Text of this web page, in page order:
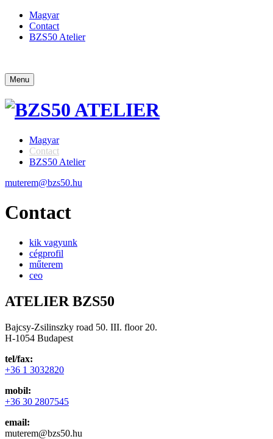
Magyar
Contact
BZS50 Atelier
Menu
Magyar
Contact
BZS50 Atelier
muterem@bzs50.hu
Contact
kik vagyunk
cégprofil
műterem
ceo
ATELIER BZS50
Bajcsy-Zsilinszky road 50. III. floor 20.
H-1054 Budapest
tel/fax:
+36 1 3032820
mobil:
+36 30 2807545
email:
muterem@bzs50.hu